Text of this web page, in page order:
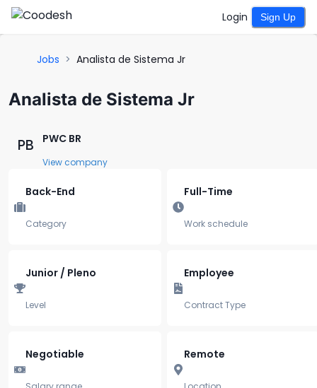
Login Sign Up
Jobs > Analista de Sistema Jr
Analista de Sistema Jr
PB PWC BR
View company
Back-End
Category
Full-Time
Work schedule
Junior / Pleno
Level
Employee
Contract Type
Negotiable Remote